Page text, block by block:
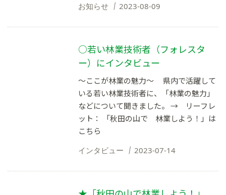
お知らせ 2023-08-09
○若い林業技術者（フォレスタ
ー）にインタビュー
～ここが林業の魅力～ 県内で活躍して
いる若い林業技術者に、「林業の魅力」
などについて聞きました。 → リーフレ
ット： 「秋田の山で 林業しよう！」は
こちら
インタビュー 2023-07-14